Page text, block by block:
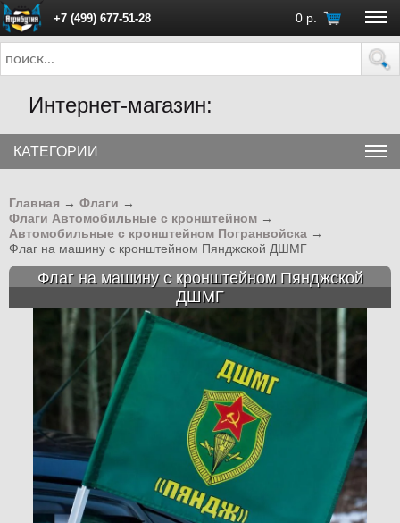
+7 (499) 677-51-28 0 р.
ПН - ПТ с 10:00 до 18:00 (Москва)
Интернет-магазин:
КАТЕГОРИИ
Главная → Флаги →
Флаги Автомобильные с кронштейном →
Автомобильные с кронштейном Погранвойска →
Флаг на машину с кронштейном Пянджской ДШМГ
Флаг на машину с кронштейном Пянджской
ДШМГ